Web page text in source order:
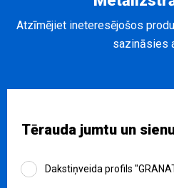
Atzīmējiet ineteresējošos
sazināsies
Tērauda jumtu un
Dakstiņveida profils